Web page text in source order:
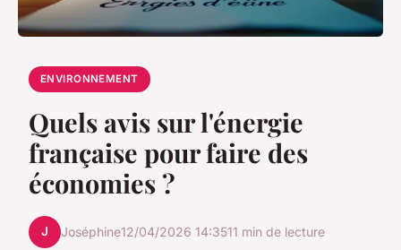
ENVIRONNEMENT
Quels avis sur l'énergie
française pour faire des
économies ?
J Joséphine12/04/2026 14:3511 min de lecture